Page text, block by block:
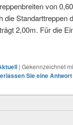
von
die Standarttreppen
2,00m. Für die
in
| Gekennzeichnet
Sie eine Antwort